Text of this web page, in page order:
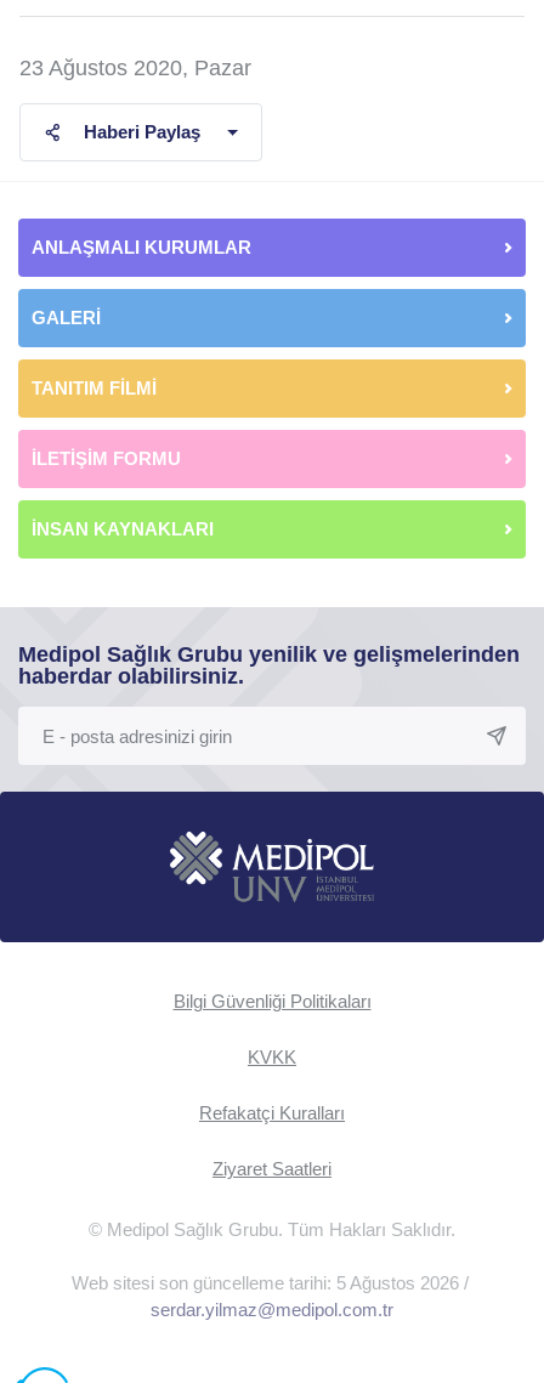
23 Ağustos 2020, Pazar
Haberi Paylaş
ANLAŞMALI KURUMLAR
GALERİ
TANITIM FİLMİ
İLETİŞİM FORMU
İNSAN KAYNAKLARI
Medipol Sağlık Grubu yenilik ve gelişmelerinden
haberdar olabilirsiniz.
Bilgi Güvenliği Politikaları
KVKK
Refakatçi Kuralları
Ziyaret Saatleri
© Medipol Sağlık Grubu. Tüm Hakları Saklıdır.
Web sitesi son güncelleme tarihi: 5 Ağustos 2026 /
serdar.yilmaz@medipol.com.tr